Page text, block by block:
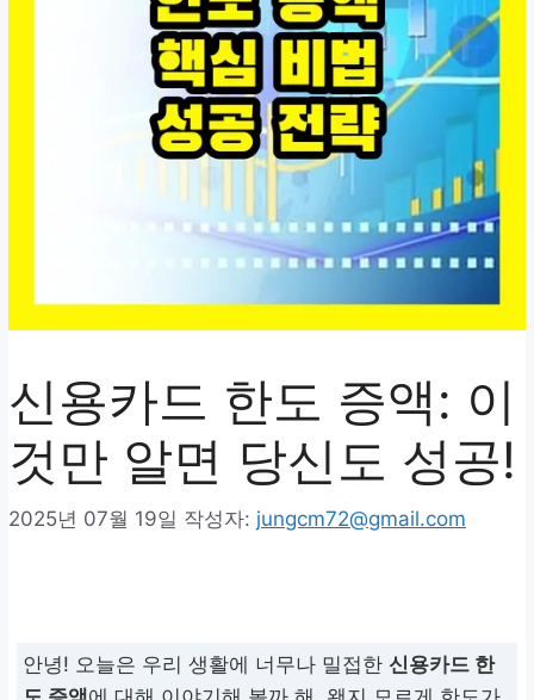
신용카드 한도 증액: 이
것만 알면 당신도 성공!
2025년 07월 19일 작성자: jungcm72@gmail.com
안녕! 오늘은 우리 생활에 너무나 밀접한 신용카드 한